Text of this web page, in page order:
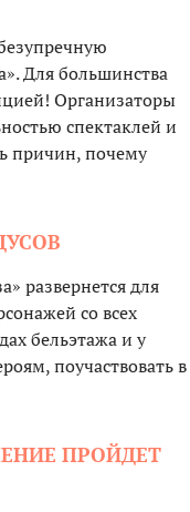
Для большинства
Организаторы
спектаклей и
причин, почему
развернется для
со всех
бельэтажа и у
поучаствовать в
ПРОЙДЕТ